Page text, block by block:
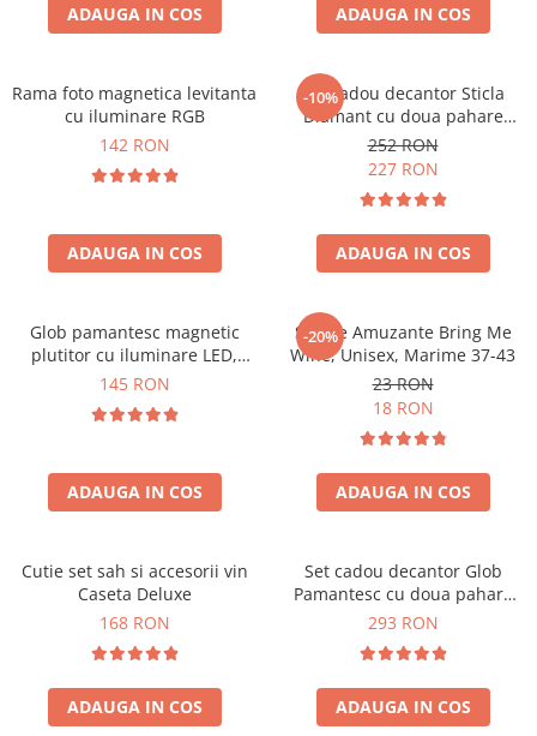
Cadouri Fete
Cadouri Haioase
Cadouri de Casa Noua
Cadouri Majorat
Cadouri pentru Bunici
Cadouri pentru Prieteni
Cel ce are tot
Cadouri Nunta si Cununie civila
Cani si Termosuri
Produse pentru Calatorie
Seturi de caligrafie
Cadouri Sfantul Alexandru
Cadouri Constantin si Elena
Cadouri Sfanta Maria
Cadouri Sfintii Mihail si Gavriil
ADAUGA IN COS ADAUGA IN COS
Rama foto magnetica levitanta
cu iluminare RGB
142 RON
ADAUGA IN COS
-10%
Set cadou decantor Sticla
Diamant cu doua pahare
Deluxe
252 RON
227 RON
ADAUGA IN COS
Glob pamantesc magnetic
plutitor cu iluminare LED,
Forma C
145 RON
ADAUGA IN COS
-20%
Sosete Amuzante Bring Me
Wine, Unisex, Marime 37-43
23 RON
18 RON
ADAUGA IN COS
Cutie set sah si accesorii vin
Caseta Deluxe
168 RON
ADAUGA IN COS
Set cadou decantor Glob
Pamantesc cu doua pahare
Deluxe
293 RON
ADAUGA IN COS